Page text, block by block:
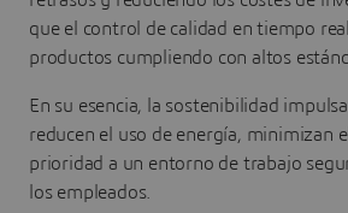
que el control de calidad en tiempo
productos cumpliendo con altos
En su esencia, la sostenibilidad
reducen el uso de energía, minimizan
prioridad a un entorno de trabajo
los empleados.